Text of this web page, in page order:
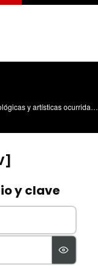
Divulgación de las actividades científicas, tecnológicas y artísticas ocurridas en los tres campus de la UPV